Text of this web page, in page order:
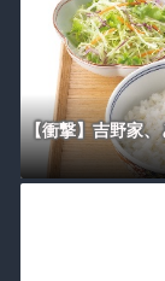
【衝撃】吉野家